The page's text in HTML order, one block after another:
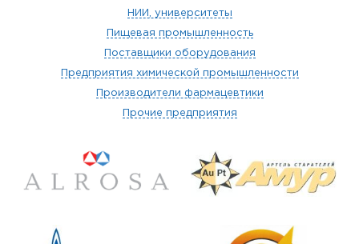
НИИ, университеты
Пищевая промышленность
Поставщики оборудования
Предприятия химической промышленности
Производители фармацевтики
Прочие предприятия